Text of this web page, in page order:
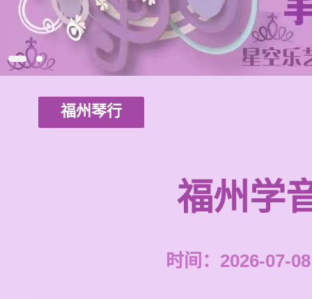
福州琴行
福州学
时间：2026-07-